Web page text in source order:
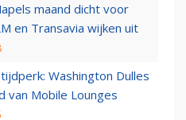
maand dicht voor
en Transavia wijken uit
Washington Dulles
van Mobile Lounges